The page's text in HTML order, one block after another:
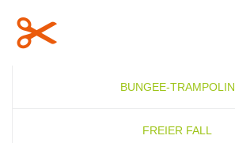
BUNGEE-TRAMPOLIN
FREIER FALL